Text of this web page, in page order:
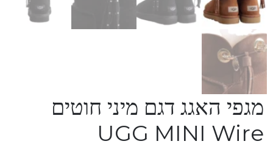
מגפי האגג דגם מיני חוטים
UGG MINI Wire